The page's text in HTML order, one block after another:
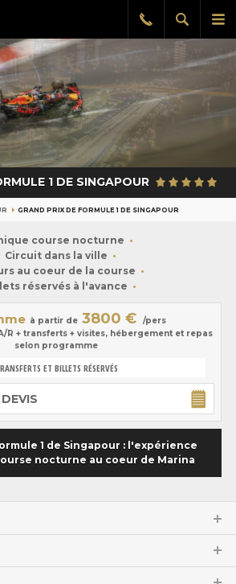
le
Afficher
la
Rappel
gratuit
1 DE SINGAPOUR
GRAND PRIX DE FORMULE 1 DE SINGAPOUR
course nocturne
Circuit dans la ville
au coeur de la course
réservés à l'avance
à partir de 3800 €
/pers
R + transferts + visites, hébergement et repas
selon programme
ET BILLETS RÉSERVÉS
1 de Singapour : l'expérience
nocturne au coeur de Marina